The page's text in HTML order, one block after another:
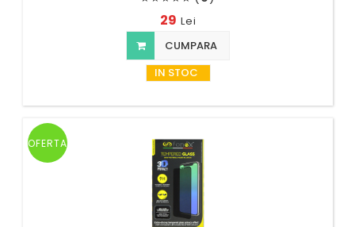
29 Lei
CUMPARA
IN STOC
OFERTA